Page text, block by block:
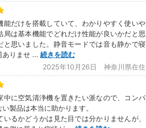
能だけを搭載していて、わかりやすく使いや
局は基本機能でどれだけ性能が良いかだと思
と思いました。静音モードでは音も静かで寝
ありませ ... 続きを読む
2025年10月26日 神奈川県在住
中に空気清浄機を置きたい派なので、コンパ
製品は本当に助かります。
るかどうかは見た目では分かりませんが、